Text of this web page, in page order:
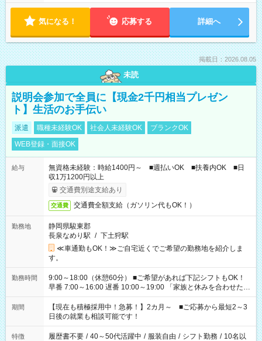
気になる！ 応募する 詳細へ
掲載日：2026.08.05
未読
説明会参加で全員に【現金2千円相当プレゼン
ト】生活のお手伝い
派遣 職種未経験OK 社会人未経験OK
ブランクOK
WEB登録・面接OK
給与
無資格未経験：時給1400円～ ■週払いOK ■扶養内OK ■日
収1万1200円以上
交通費別途支給あり
交通費 交通費全額支給（ガソリン代もOK！）
勤務地
静岡県駿東郡
長泉なめり駅 / 下土狩駅
≪車通勤もOK！≫ご自宅近くでご希望の勤務地を紹介しま
す。
勤務時間
9:00～18:00（休憩60分） ■ご希望があれば下記シフトもOK！
早番 7:00～16:00 遅番 10:00～19:00 「家族と休みを合わせた
い」 「余裕を持って夕飯の準備がしたい」 「できれば残業はし
たくない」 など、ご希望を教えてくださいね。 ※Wワーク希望
の方へ 今ご覧のお仕事で希望する勤務時間と、もう1つのお仕事
の勤務時間。 合計で週40時間を超える場合は応募できません。
期間
【現在も積極採用中！急募！】2カ月～ ■ご応募から最短2～3
日後の就業も相談可能です！
特徴 履歴書不要 / 40～50代活躍中 / 服装自由 / シフト勤務 / 10名以